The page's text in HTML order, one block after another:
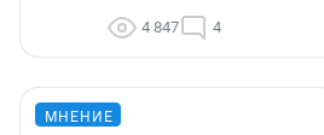
4 847 4
МНЕНИЕ